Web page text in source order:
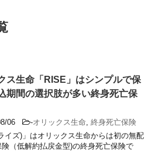
ス生命「RISE」はシンプルで保
期間の選択肢が多い終身死亡保
06 -オリックス生命 終身死亡保険
イズ)」はオリックス生命からは初の無配
険（低解約払戻金型)の終身死亡保険で